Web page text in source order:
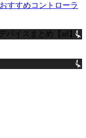
すすめコントローラ
バイスまとめ【ad】